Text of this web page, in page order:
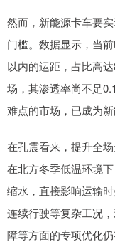
然而，新能源卡车要实
门槛。数据显示，当
以内的运距，占比高
场，其渗透率尚不足
难点的市场，已成为
在孔震看来，提升全
在北方冬季低温环境
缩水，直接影响运输
连续行驶等复杂工况
障等方面的专项优化